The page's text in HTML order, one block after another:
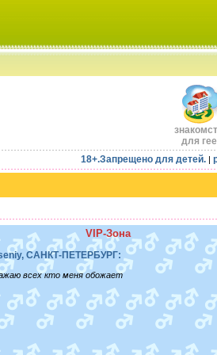
для
18+.Запрещено для детей. |
VIP-Зона
САНКТ-ПЕТЕРБУРГ:
всех кто меня обожает